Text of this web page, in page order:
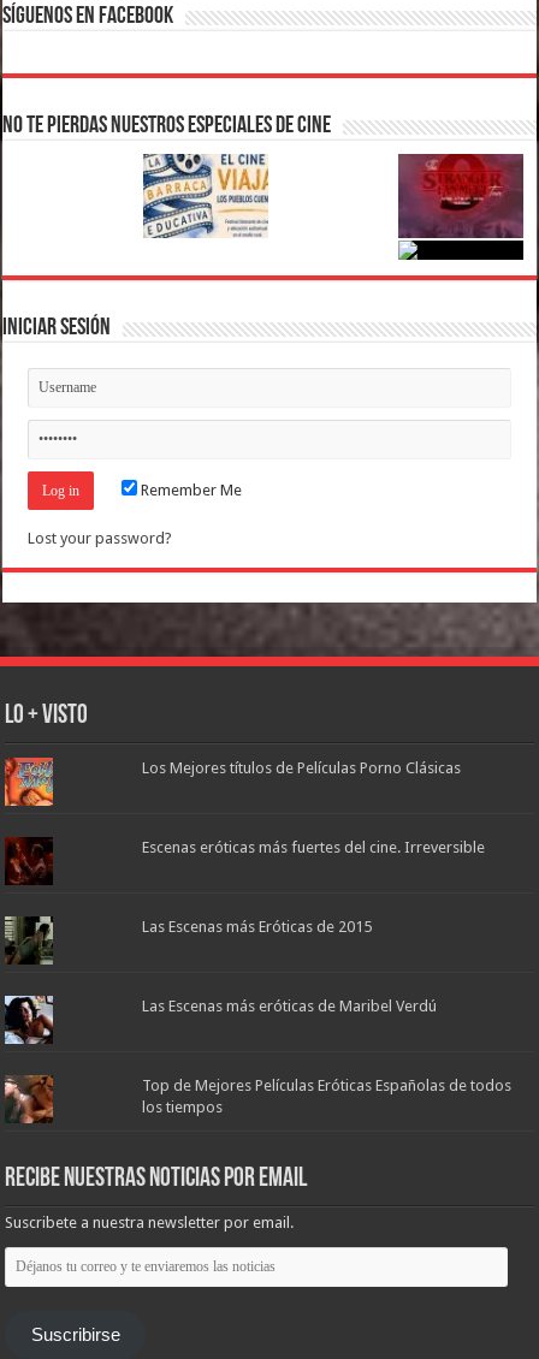
Síguenos en Facebook
No te pierdas nuestros Especiales de Cine
Iniciar Sesión
Remember Me
Lost your password?
Lo + Visto
Los Mejores títulos de Películas Porno Clásicas
Escenas eróticas más fuertes del cine. Irreversible
Las Escenas más Eróticas de 2015
Las Escenas más eróticas de Maribel Verdú
Top de Mejores Películas Eróticas Españolas de todos
los tiempos
Recibe nuestras noticias por email
Suscribete a nuestra newsletter por email.
Déjanos
tu
correo
enviaremos
Suscribirse